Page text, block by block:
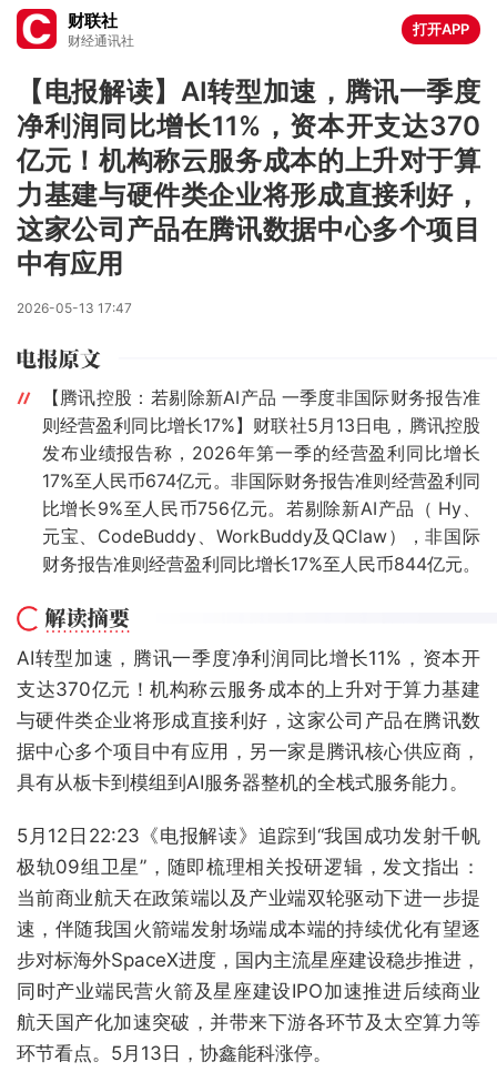
财联社
财经通讯社
打开APP
【电报解读】AI转型加速，腾讯一季度
净利润同比增长11%，资本开支达370
亿元！机构称云服务成本的上升对于算
力基建与硬件类企业将形成直接利好，
这家公司产品在腾讯数据中心多个项目
中有应用
2026-05-13 17:47
【腾讯控股：若剔除新AI产品 一季度非国际财务报告准
则经营盈利同比增长17%】财联社5月13日电，腾讯控股
发布业绩报告称，2026年第一季的经营盈利同比增长
17%至人民币674亿元。非国际财务报告准则经营盈利同
比增长9%至人民币756亿元。若剔除新AI产品（ Hy、
元宝、CodeBuddy、WorkBuddy及QClaw），非国际
财务报告准则经营盈利同比增长17%至人民币844亿元。
AI转型加速，腾讯一季度净利润同比增长11%，资本开
支达370亿元！机构称云服务成本的上升对于算力基建
与硬件类企业将形成直接利好，这家公司产品在腾讯数
据中心多个项目中有应用，另一家是腾讯核心供应商，
具有从板卡到模组到AI服务器整机的全栈式服务能力。
5月12日22:23《电报解读》追踪到“我国成功发射千帆
极轨09组卫星”，随即梳理相关投研逻辑，发文指出：
当前商业航天在政策端以及产业端双轮驱动下进一步提
速，伴随我国火箭端发射场端成本端的持续优化有望逐
步对标海外SpaceX进度，国内主流星座建设稳步推进，
同时产业端民营火箭及星座建设IPO加速推进后续商业
航天国产化加速突破，并带来下游各环节及太空算力等
环节看点。5月13日，协鑫能科涨停。